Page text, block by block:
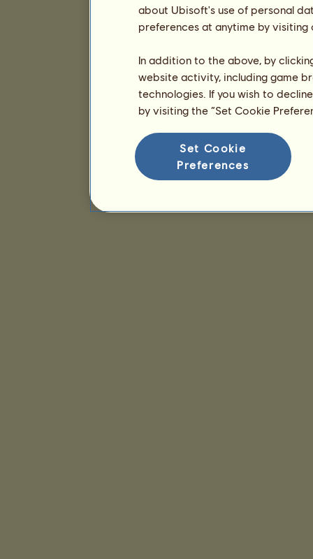
about Ubisoft's use of personal
preferences at anytime by
In addition to the above, by
website activity, including game
technologies. If you wish to
by visiting the “Set Cookie
Set Cookie
Preferences